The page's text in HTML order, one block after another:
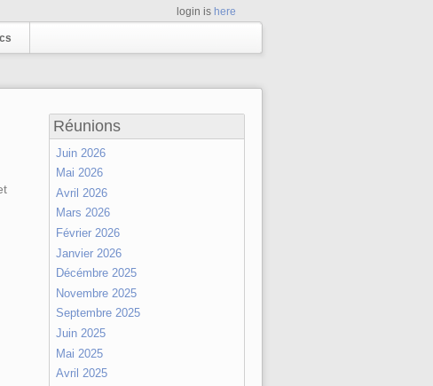
login is here
Réunions
Juin 2026
Mai 2026
Avril 2026
Mars 2026
Février 2026
Janvier 2026
Décémbre 2025
Novembre 2025
Septembre 2025
Juin 2025
Mai 2025
Avril 2025